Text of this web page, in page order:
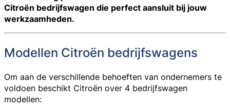
Citroën bedrijfswagen die perfect aansluit bij jouw
werkzaamheden.
Modellen Citroën bedrijfswagens
Om aan de verschillende behoeften van ondernemers te
voldoen beschikt Citroën over 4 bedrijfswagen
modellen: